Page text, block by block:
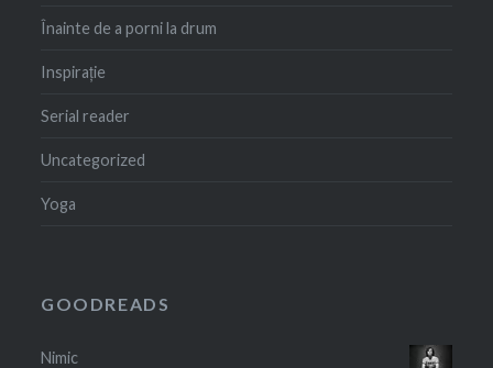
Înainte de a porni la drum
Inspirație
Serial reader
Uncategorized
Yoga
GOODREADS
Nimic